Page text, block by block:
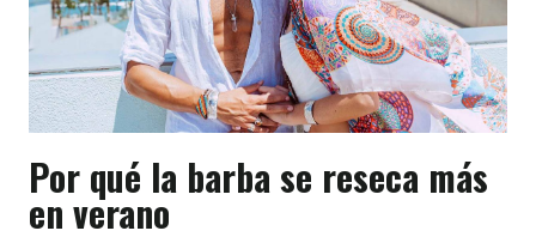
Por qué la barba se reseca más
en verano